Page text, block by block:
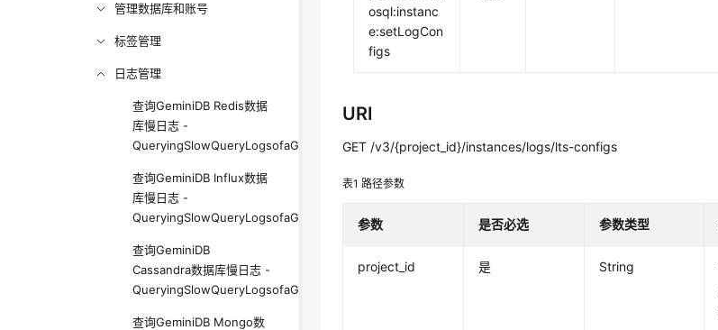
管理数据库和账号
标签管理
日志管理
查询GeminiDB Redis数据
库慢日志 -
QueryingSlowQueryLogsofaGeminiDBRedisInstance
查询GeminiDB Influx数据
库慢日志 -
QueryingSlowQueryLogsofaGeminiDBInfluxInstance
查询GeminiDB
Cassandra数据库慢日志 -
QueryingSlowQueryLogsofaGeminiDBCassandraInstance
查询GeminiDB Mongo数
osql:instanc
e:setLogCon
figs
URI
GET /v3/{project_id}/instances/logs/lts-configs
表1路径参数
参数 是否必选 参数类型
project_id 是 String